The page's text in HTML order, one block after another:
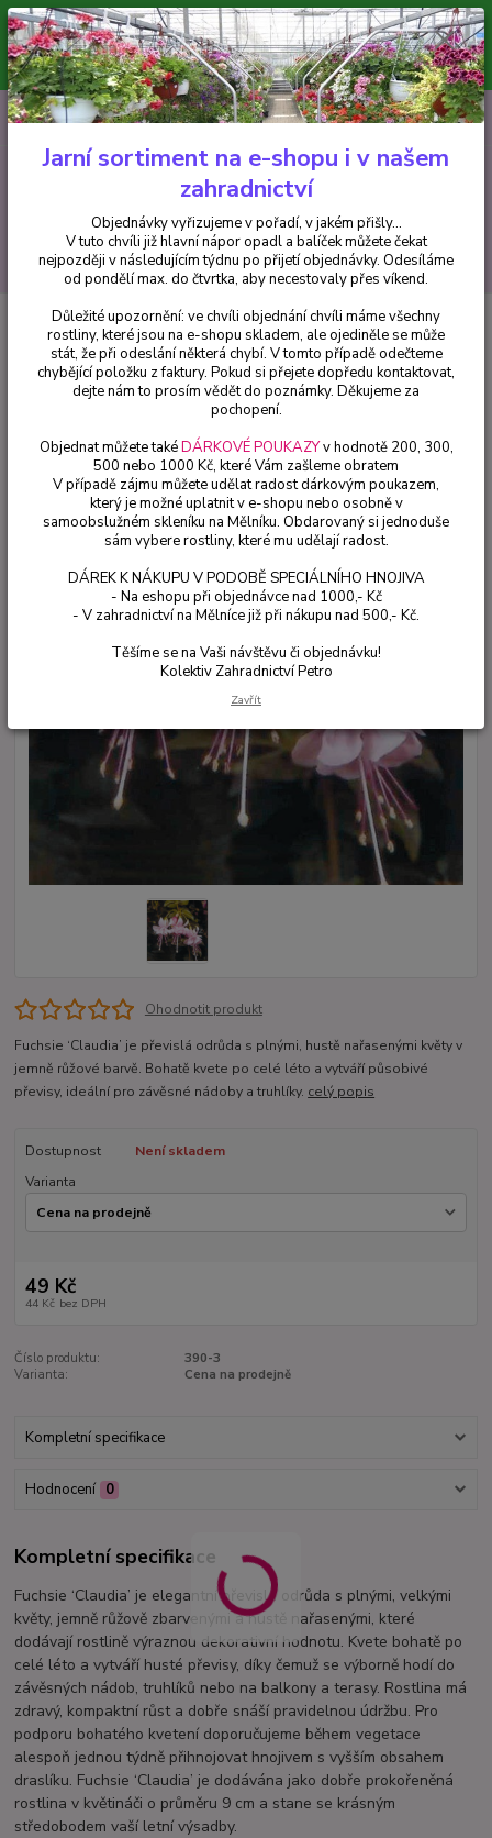
Minimální hodnota pro odeslání z e-shopu je 300 Kč.
V tuto chvíli již hlavní nápor objednávek opadl a balíček můžete čekat
nejpozději v následujícím týdnu po přijetí objednávky. Objednávky
vyřizujeme v pořadí, v jakém přišly...
CZK
Hledat
+420 602 223 614 0ks
za0 Kč
Fuchsie Claudia Fuchsie - cena na prodejně
Claudia Fuchsie - cena na
prodejně
Ohodnotit produkt
Fuchsie ‘Claudia’ je převislá odrůda s plnými, hustě nařasenými květy v
jemně růžové barvě. Bohatě kvete po celé léto a vytváří působivé
převisy, ideální pro závěsné nádoby a truhlíky. celý popis
Dostupnost
Není skladem
Varianta
49 Kč
44 Kč bez DPH
Číslo produktu:
390-3
Varianta:
Cena na prodejně
Kompletní specifikace
Hodnocení 0
Kompletní specifikace
Fuchsie ‘Claudia’ je elegantní převislá odrůda s plnými, velkými
květy, jemně růžově zbarvenými a hustě nařasenými, které
dodávají rostlině výraznou dekorativní hodnotu. Kvete bohatě po
celé léto a vytváří husté převisy, díky čemuž se výborně hodí do
závěsných nádob, truhlíků nebo na balkony a terasy. Rostlina má
zdravý, kompaktní růst a dobře snáší pravidelnou údržbu. Pro
podporu bohatého kvetení doporučujeme během vegetace
alespoň jednou týdně přihnojovat hnojivem s vyšším obsahem
draslíku. Fuchsie ‘Claudia’ je dodávána jako dobře prokořeněná
rostlina v květináči o průměru 9 cm a stane se krásným
středobodem vaší letní výsadby.
Jarní sortiment na e-shopu i v našem
zahradnictví
Objednávky vyřizujeme v pořadí, v jakém přišly...
V tuto chvíli již hlavní nápor opadl a balíček můžete čekat
nejpozději v následujícím týdnu po přijetí objednávky. Odesíláme
od pondělí max. do čtvrtka, aby necestovaly přes víkend.
Důležité upozornění: ve chvíli objednání chvíli máme všechny
rostliny, které jsou na e-shopu skladem, ale ojediněle se může
stát, že při odeslání některá chybí. V tomto případě odečteme
chybějící položku z faktury. Pokud si přejete dopředu kontaktovat,
dejte nám to prosím vědět do poznámky. Děkujeme za
pochopení.
Objednat můžete takéDÁRKOVÉ POUKAZYv hodnotě 200, 300,
500 nebo 1000 Kč, které Vám zašleme obratem
V případě zájmu můžete udělat radost dárkovým poukazem,
který je možné uplatnit v e-shopu nebo osobně v
samoobslužném skleníku na Mělníku. Obdarovaný si jednoduše
sám vybere rostliny, které mu udělají radost.
DÁREK K NÁKUPU V PODOBĚ SPECIÁLNÍHO HNOJIVA
- Na eshopu při objednávce nad 1000,- Kč
- V zahradnictví na Mělníce již při nákupu nad 500,- Kč.
Těšíme se na Vaši návštěvu či objednávku!
Kolektiv Zahradnictví Petro
Zavřít